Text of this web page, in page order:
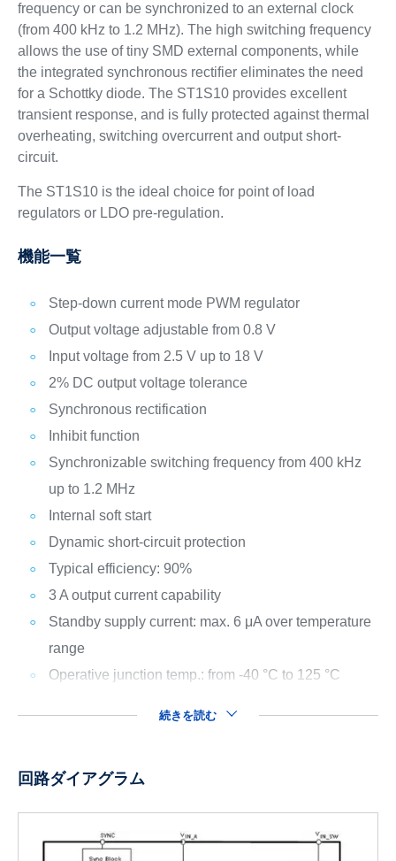
frequency or can be synchronized to an external clock
(from 400 kHz to 1.2 MHz). The high switching frequency
allows the use of tiny SMD external components, while
the integrated synchronous rectifier eliminates the need
for a Schottky diode. The ST1S10 provides excellent
transient response, and is fully protected against thermal
overheating, switching overcurrent and output short-
circuit.
The ST1S10 is the ideal choice for point of load
regulators or LDO pre-regulation.
機能一覧
Step-down current mode PWM regulator
Output voltage adjustable from 0.8 V
Input voltage from 2.5 V up to 18 V
2% DC output voltage tolerance
Synchronous rectification
Inhibit function
Synchronizable switching frequency from 400 kHz
up to 1.2 MHz
Internal soft start
Dynamic short-circuit protection
Typical efficiency: 90%
3 A output current capability
Standby supply current: max. 6 μA over temperature
range
Operative junction temp.: from -40 °C to 125 °C
続きを読む
回路ダイアグラム